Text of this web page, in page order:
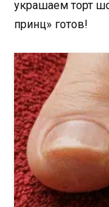
украшаем торт
принц» готов!